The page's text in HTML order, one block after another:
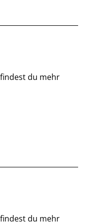
findest du mehr
findest du mehr